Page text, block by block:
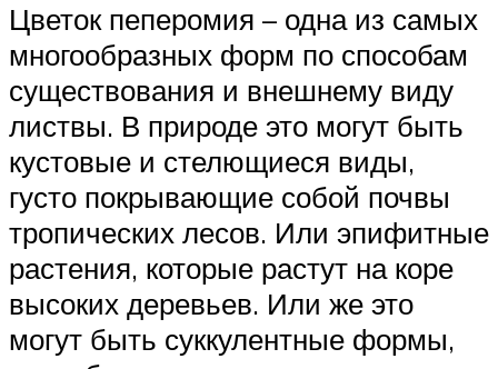
Цветок пеперомия – одна из самых
многообразных форм по способам
существования и внешнему виду
листвы. В природе это могут быть
кустовые и стелющиеся виды,
густо покрывающие собой почвы
тропических лесов. Или эпифитные
растения, которые растут на коре
высоких деревьев. Или же это
могут быть суккулентные формы,